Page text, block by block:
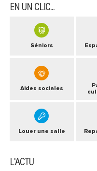
EN UN CLIC...
Séniors
Aides sociales
Louer une salle
L'ACTU